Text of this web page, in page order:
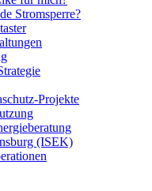
Stromsperre?
Projekte
(ISEK)